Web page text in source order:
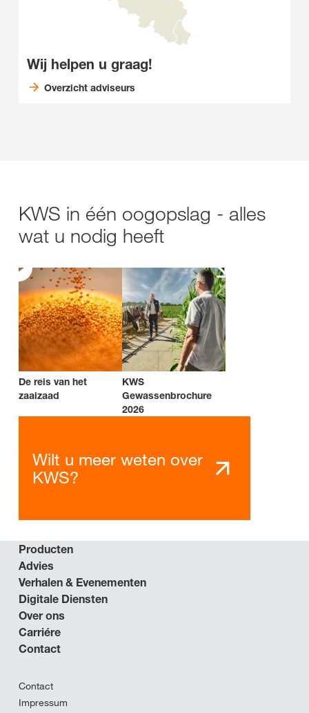
Wij helpen u graag!
Overzicht adviseurs
KWS in één oogopslag - alles
wat u nodig heeft
De reis van het
zaaizaad
KWS
Gewassenbrochure
2026
Wilt u meer weten over
KWS?
Producten
Advies
Verhalen & Evenementen
Digitale Diensten
Over ons
Carriére
Contact
Contact
Impressum